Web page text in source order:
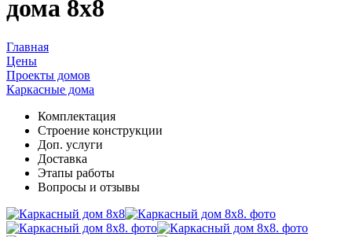
дома 8х8
Главная
Цены
Проекты домов
Каркасные дома
Комплектация
Cтроение конструкции
Доп. услуги
Доставка
Этапы работы
Вопросы и отзывы